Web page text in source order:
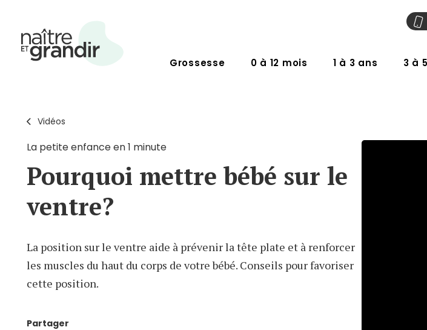
Grossesse 0 à 12 mois 1 à 3 ans 3 à
Vidéos
La petite enfance en 1 minute
Pourquoi mettre bébé sur le
ventre?
La position sur le ventre aide à prévenir la tête plate et à renforcer
les muscles du haut du corps de votre bébé. Conseils pour favoriser
cette position.
Partager